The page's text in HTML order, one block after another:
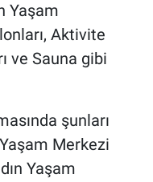
Yaşam
Aktivite
ve Sauna gibi
şunları
Merkezi
Yaşam